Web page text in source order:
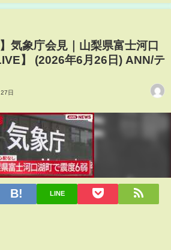
テレ朝
気象庁会見｜山梨県富士河口
】 (2026年6月26日) ANN/テ
日
LINE